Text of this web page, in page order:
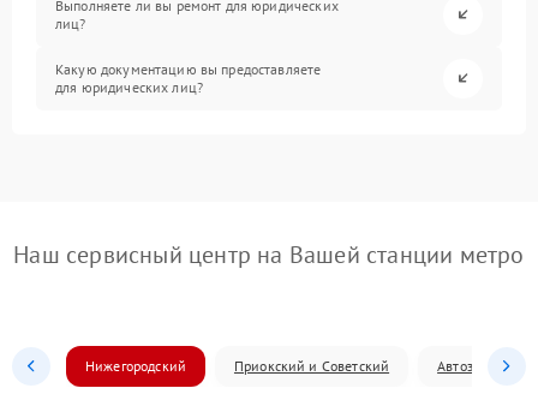
Выполняете ли вы ремонт для юридических
лиц?
Какую документацию вы предоставляете
для юридических лиц?
Наш сервисный центр на Вашей станции метро
Нижегородский Приокский и Советский Автозаводский